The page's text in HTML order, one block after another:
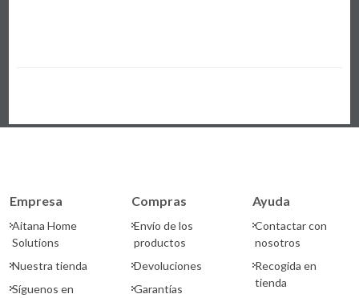
Empresa
Aitana Home
Solutions
Nuestra tienda
Síguenos en
Compras
Envío de los
productos
Devoluciones
Garantías
Ayuda
Contactar con
nosotros
Recogida en
tienda